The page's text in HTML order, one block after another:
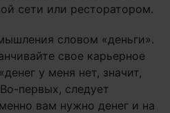
сети или ресторатором.
словом «деньги».
свое карьерное
у меня нет, значит,
первых, следует
вам нужно денег и на